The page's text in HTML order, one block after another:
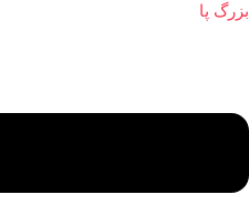
بزرگ پا